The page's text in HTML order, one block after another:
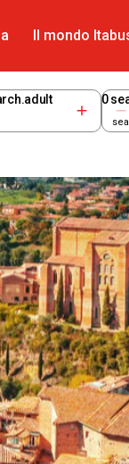
Il mondo
0